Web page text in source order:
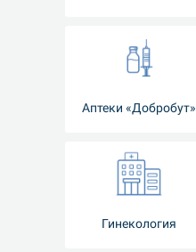
Аптеки «Добробут»
Гинекология